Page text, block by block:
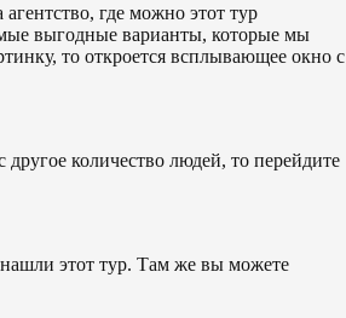
где можно этот тур
выгодные варианты, которые мы
то откроется всплывающее окно с
количество людей, то перейдите
нашли этот тур. Там же вы можете